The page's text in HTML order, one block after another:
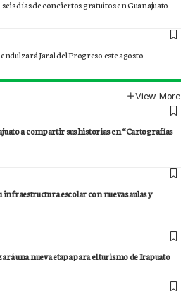
días de conciertos gratuitos en Guanajuato
Jaral del Progreso este agosto
View More
a compartir sus historias en “Cartografías
infraestructura escolar con nuevas aulas y
una nueva etapa para el turismo de Irapuato